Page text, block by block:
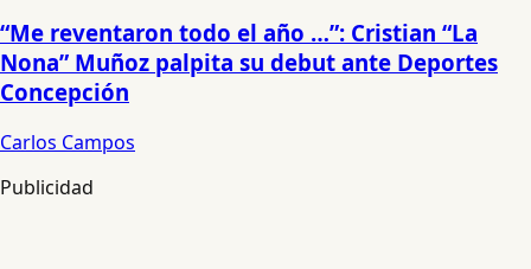
“Me reventaron todo el año …”: Cristian “La
Nona” Muñoz palpita su debut ante Deportes
Concepción
Carlos Campos
Publicidad